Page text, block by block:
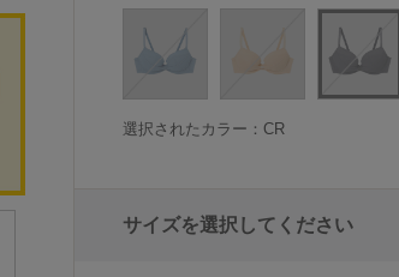
選択されたカラー：CR
サイズを選択してください